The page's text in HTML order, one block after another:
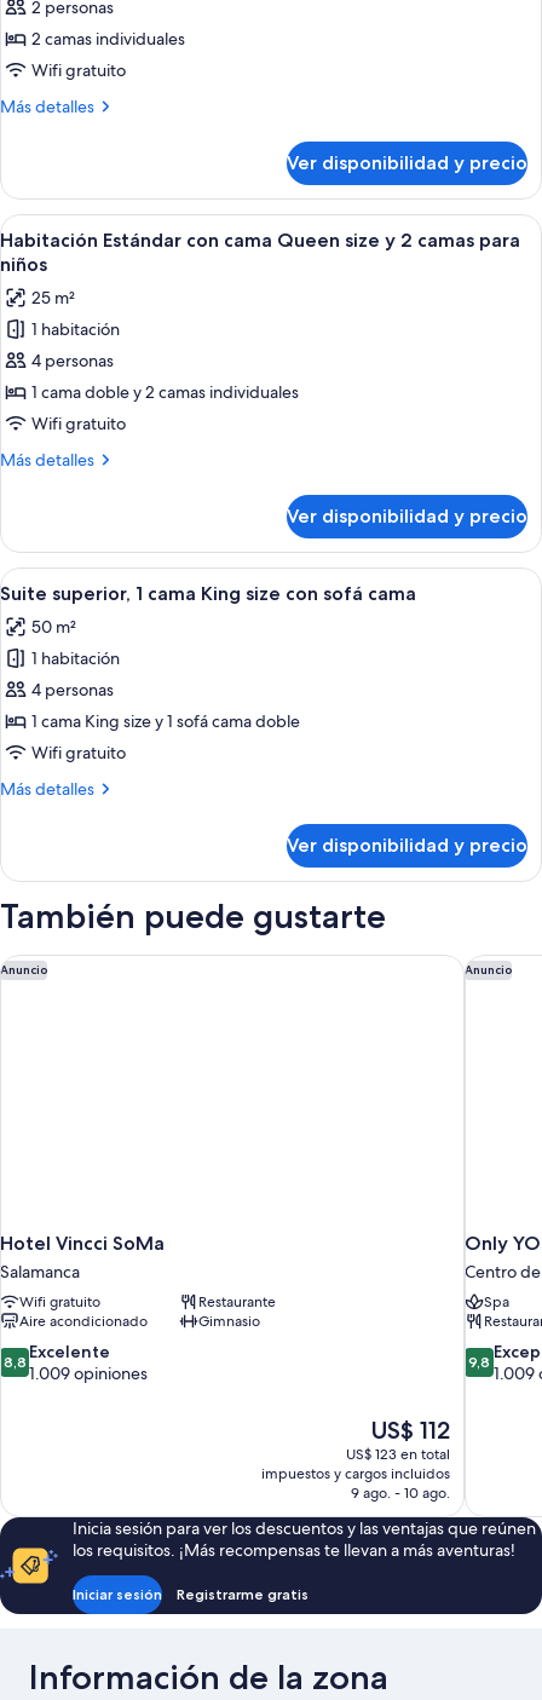
de
Habitación
superior,
camas
2 personas
2 camas individuales
Wifi gratuito
Más detalles
Más
superior,
camas
individuales
Ver disponibilidad y precio
Ver
todas
las
fotos
de
Habitación
Estándar
con
cama
y
camas
para
niños
Una habitación de hotel con una
9
Habitación Estándar con cama Queen size y 2 camas para
niños
25 m²
1 habitación
4 personas
1 cama doble y 2 camas individuales
Wifi gratuito
Más detalles
Más
Estándar
con
cama
size
camas
para
niños
Ver disponibilidad y precio
Ver
todas
las
fotos
de
Suite
superior,
cama
con
sofá
Ropa de cama hipoalergénica,
14
Suite superior, 1 cama King size con sofá cama
50 m²
1 habitación
4 personas
1 cama King size y 1 sofá cama doble
Wifi gratuito
Más detalles
Más
superior,
cama
size
con
Ver disponibilidad y precio
También puede gustarte
Anuncio
Hotel Vincci SoMa
Salamanca
Wifi gratuito
Restaurante
Aire acondicionado
Gimnasio
8.8
de
8,8 Excelente
1.009 opiniones
El
precio
actual
es
de
US$ 112
US$ 112
US$ 123 en total
impuestos y cargos incluidos
9 ago. - 10 ago.
Hotel Vincci SoMa Anuncio
Only
Centro
Spa
9.8
de
9,8
1.009
Only
Inicia sesión para ver los descuentos y las ventajas que reúnen
los requisitos. ¡Más recompensas te llevan a más aventuras!
Iniciar sesión Registrarme gratis
Información de la zona